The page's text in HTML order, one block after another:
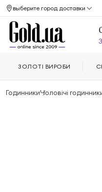
ГодинникиЧоловічі
выберите город доставки
ЗОЛОТІ ВИРОБИ